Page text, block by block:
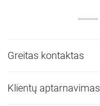
Greitas kontaktas
Klientų aptarnavimas